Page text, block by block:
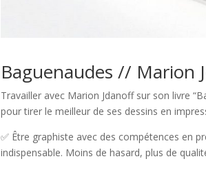
Baguenaudes // Marion
Travailler avec Marion Jdanoff sur son livre
pour tirer le meilleur de ses dessins en
✅ Être graphiste avec des compétences en
indispensable. Moins de hasard, plus de